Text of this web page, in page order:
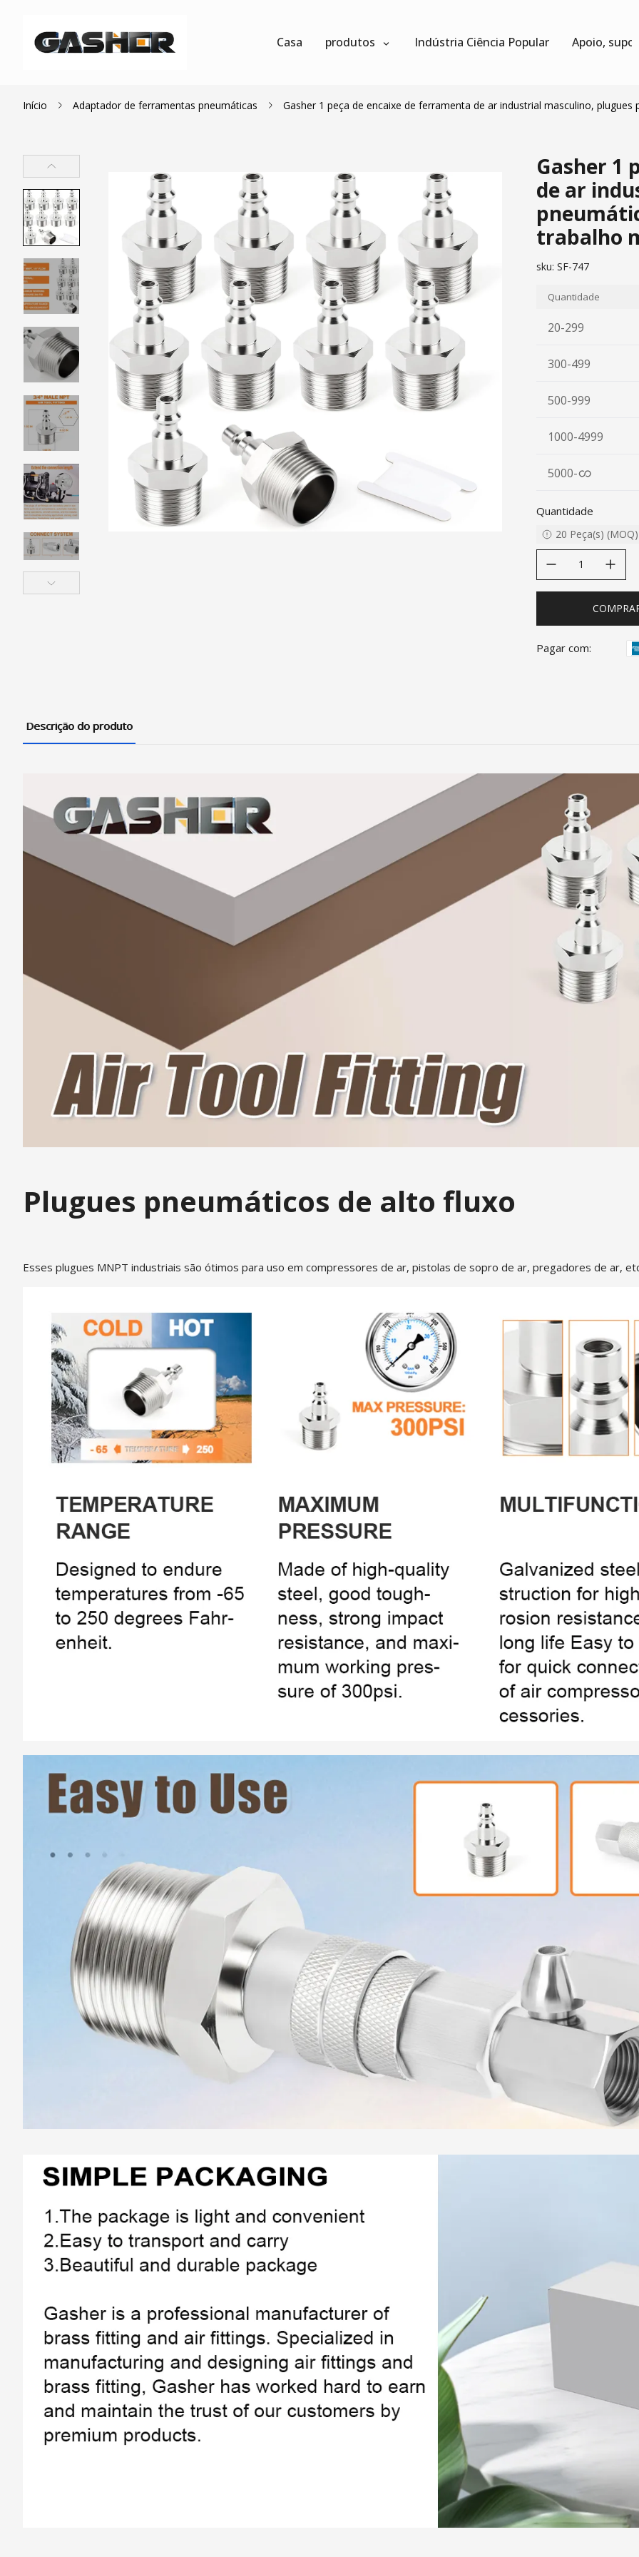
Casa produtos Indústria Ciência Popular Apoio,
Início Adaptador de ferramentas pneumáticas Gasher 1 peça de encaixe de ferramenta de ar industrial masculino,
Gasher 1
de ar
trabalho
sku: SF-747
Quantidade
20-299
300-499
500-999
1000-4999
5000-
Quantidade
20 Peça(s) (MOQ)
Pagar com:
Descrição do produto
Plugues pneumáticos de alto fluxo
Esses plugues MNPT industriais são ótimos para uso em compressores de ar, pistolas de sopro de ar, pregadores de ar,